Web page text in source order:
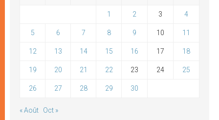
1 2 3 4
5 6 7 8 9 10 11
12 13 14 15 16 17 18
19 20 21 22 23 24 25
26 27 28 29 30
« Août Oct »